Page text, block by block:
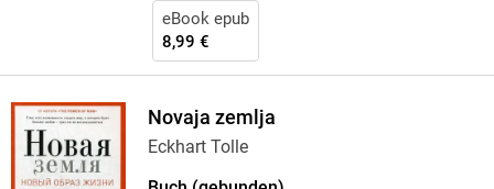
eBook epub
8,99 €
Novaja zemlja
Eckhart Tolle